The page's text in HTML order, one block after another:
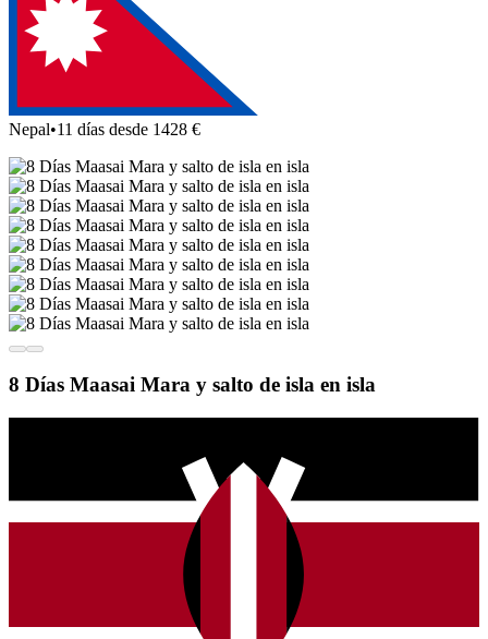
Nepal•11 días desde 1428 €
8 Días Maasai Mara y salto de isla en isla